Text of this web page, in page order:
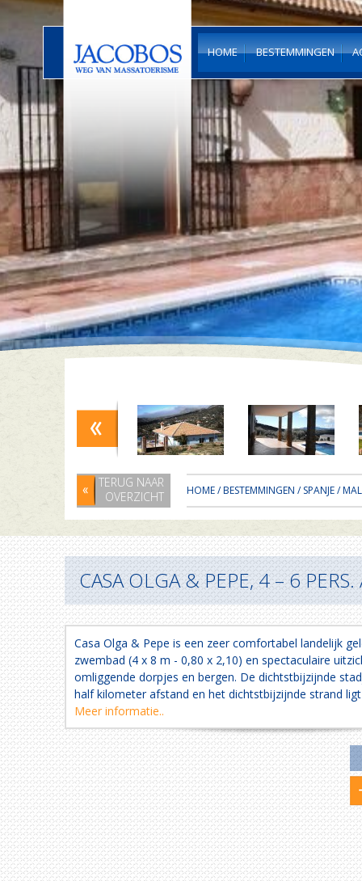
HOME BESTEMMINGEN
TERUG NAAR
OVERZICHT
HOME/BESTEMMINGEN /SPANJE/
CASA OLGA & PEPE, 4 – 6 PERS.
Casa Olga & Pepe is een zeer comfortabel landelijk
zwembad (4 x 8 m - 0,80 x 2,10) en spectaculaire
omliggende dorpjes en bergen. De dichtstbijzijnde
half kilometer afstand en het dichtstbijzijnde strand
Meer informatie..